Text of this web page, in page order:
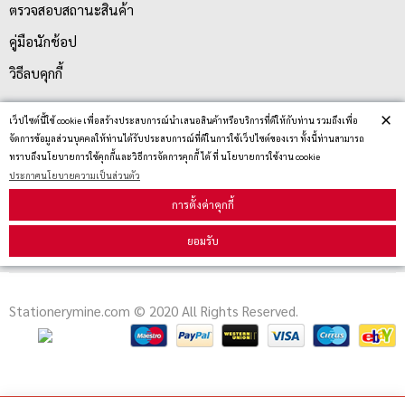
เว็ปไซต์นี้ใช้ cookie เพื่อสร้างประสบการณ์นำเสนอสินค้าหรือบริการที่ดีให้กับท่าน รวมถึงเพื่อ
จัดการข้อมูลส่วนบุคคลให้ท่านได้รับประสบการณ์ที่ดีในการใช้เว็ปไซต์ของเรา ทั้งนี้ท่านสามารถ
ทราบถึงนโยบายการใช้คุกกี้และวิธีการจัดการคุกกี้ ได้ ที่ นโยบายการใช้งาน cookie
ประกาศนโยบายความเป็นส่วนตัว
การตั้งค่าคุกกี้
ยอมรับ
×
ตรวจสอบสถานะสินค้า
คู่มือนักช้อป
วิธีลบคุกกี้
สมัครรับข่าวสาร
รับข่าวสาร
Stationerymine.com © 2020 All Rights Reserved.